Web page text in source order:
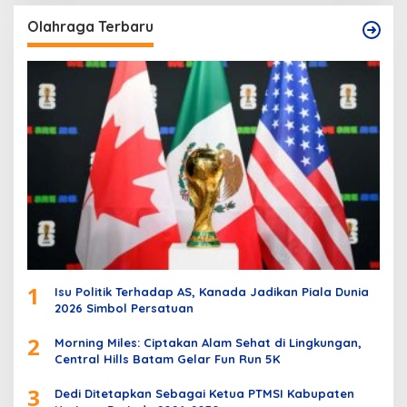
Olahraga Terbaru
1
Isu Politik Terhadap AS, Kanada Jadikan Piala Dunia
2026 Simbol Persatuan
2
Morning Miles: Ciptakan Alam Sehat di Lingkungan,
Central Hills Batam Gelar Fun Run 5K
3
Dedi Ditetapkan Sebagai Ketua PTMSI Kabupaten